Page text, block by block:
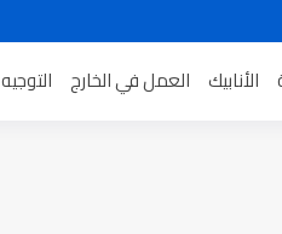
الأنابيك العمل في الخارج التوجيه